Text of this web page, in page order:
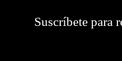
Suscríbete para